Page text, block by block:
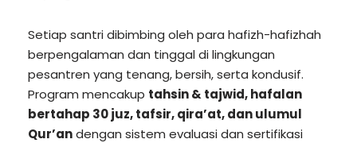
Setiap santri dibimbing oleh para hafizh-hafizhah
berpengalaman dan tinggal di lingkungan
pesantren yang tenang, bersih, serta kondusif.
Program mencakup tahsin & tajwid, hafalan
bertahap 30 juz, tafsir, qira’at, dan ulumul
Qur’andengan sistem evaluasi dan sertifikasi